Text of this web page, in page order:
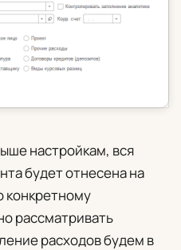
настройкам, вся
будет отнесена на
конкретному
рассматривать
расходов будем в